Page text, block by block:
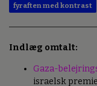
fyraften med kontrast
Indlæg omtalt:
Gaza-
israelsk